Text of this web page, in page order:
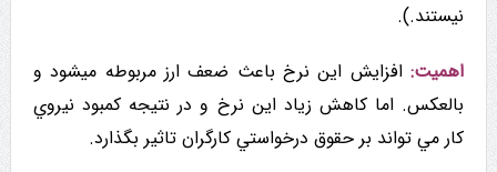
نیستند.).
اهمیت:افزایش این نرخ باعث ضعف ارز مربوطه میشود و
بالعكس. اما کاهش زیاد این نرخ و در نتیجه کمبود نیروي
كار مي تواند بر حقوق درخواستي کارگران تاثیر بگذارد.